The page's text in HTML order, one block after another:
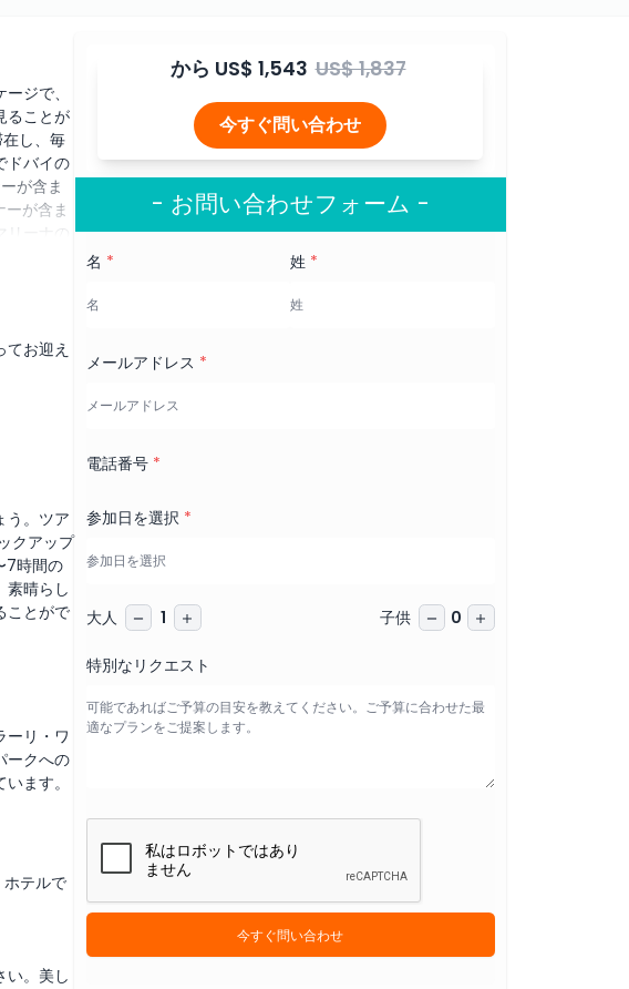
ジで、
ることが
し、毎
ドバイの
が含ま
が含ま
ーナの
ルツア
お迎え
う。ツア
クアップ
7時間の
素晴らし
ことがで
ーリ・ワ
ークへの
ます。
テルで
い。美し
から US$ 1,543 US$ 1,837
今すぐ問い合わせ
- お問い合わせフォーム -
名 * 姓 *
メールアドレス *
電話番号 *
参加日を選択 *
大人 1 子供 0
特別なリクエスト
今すぐ問い合わせ